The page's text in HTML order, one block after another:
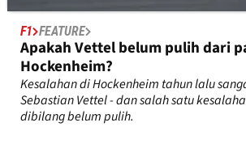
F1 FEATURE
Apakah Vettel belum pulih dari
Hockenheim?
Kesalahan di Hockenheim tahun lalu
Sebastian Vettel - dan salah satu
dibilang belum pulih.